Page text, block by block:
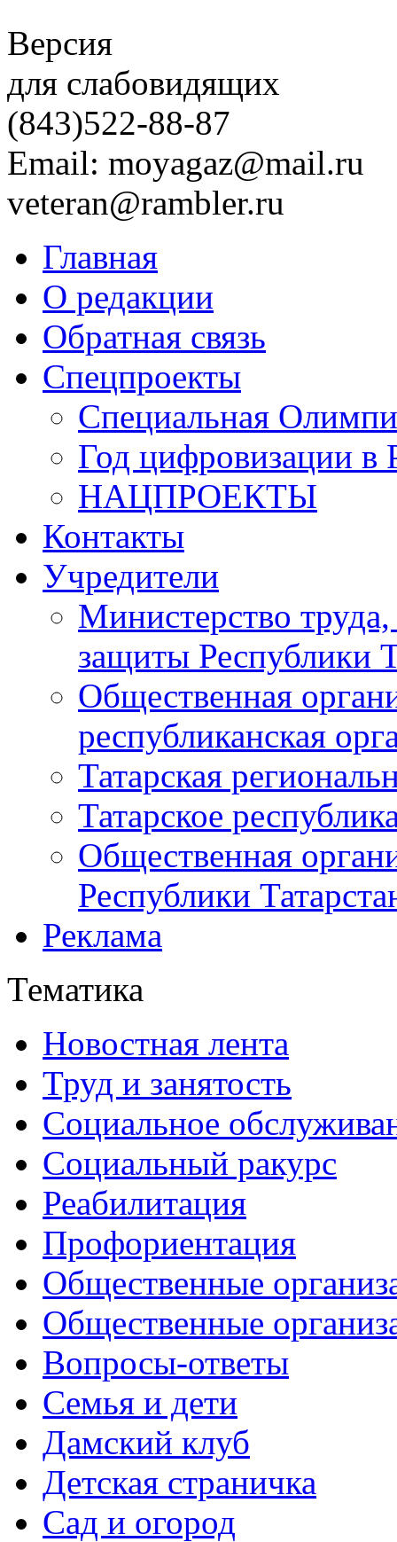
Версия
для слабовидящих
(843)522-88-87
Email: moyagaz@mail.ru
veteran@rambler.ru
Главная
О редакции
Обратная связь
Спецпроекты
Специальная
Год цифровизации в
НАЦПРОЕКТЫ
Контакты
Учредители
Министерство
защиты Республики
Общественная
республиканская
Татарская
Татарское
Общественная
Республики
Реклама
Тематика
Новостная лента
Труд и занятость
Социальное
Социальный ракурс
Реабилитация
Профориентация
Общественные
Общественные
Вопросы-ответы
Семья и дети
Дамский клуб
Детская страничка
Сад и огород